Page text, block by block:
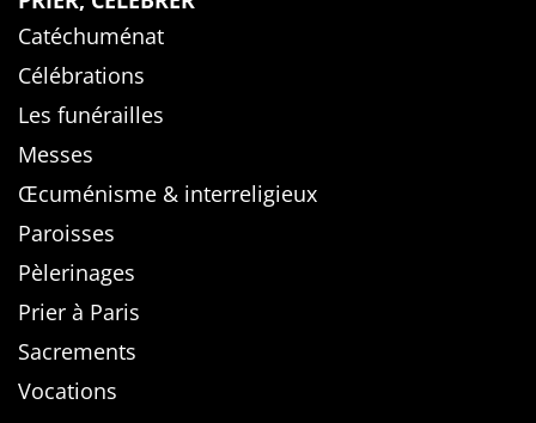
Catéchuménat
Célébrations
Les funérailles
Messes
Œcuménisme & interreligieux
Paroisses
Pèlerinages
Prier à Paris
Sacrements
Vocations